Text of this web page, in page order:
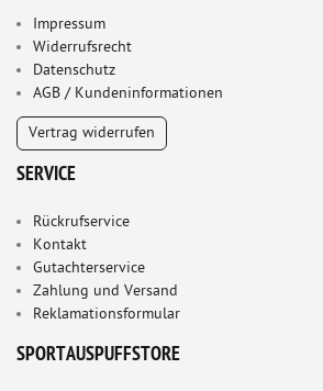
Impressum
Widerrufsrecht
Datenschutz
AGB / Kundeninformationen
Vertrag widerrufen
SERVICE
Rückrufservice
Kontakt
Gutachterservice
Zahlung und Versand
Reklamationsformular
SPORTAUSPUFFSTORE